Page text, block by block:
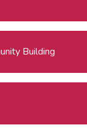
Building